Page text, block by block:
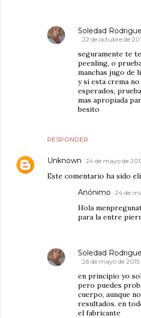
RESPONDER
Soledad
22 de octubre de
seguramente te
peenling, o
manchas jugo de
y si esta crema
esperados,
mas apropiada
besito
Unknown 24 de mayo de
Este comentario ha sido
Anónimo 24 de
Hola
para la entre
Soledad
26 de mayo de 2015
en principio yo
pero puedes
cuerpo, aunque
resultados. en
el fabricante